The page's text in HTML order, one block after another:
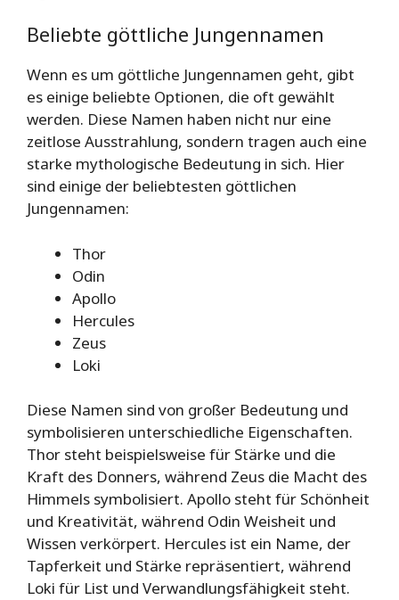
Beliebte göttliche Jungennamen
Wenn es um göttliche Jungennamen geht, gibt
es einige beliebte Optionen, die oft gewählt
werden. Diese Namen haben nicht nur eine
zeitlose Ausstrahlung, sondern tragen auch eine
starke mythologische Bedeutung in sich. Hier
sind einige der beliebtesten göttlichen
Jungennamen:
Thor
Odin
Apollo
Hercules
Zeus
Loki
Diese Namen sind von großer Bedeutung und
symbolisieren unterschiedliche Eigenschaften.
Thor steht beispielsweise für Stärke und die
Kraft des Donners, während Zeus die Macht des
Himmels symbolisiert. Apollo steht für Schönheit
und Kreativität, während Odin Weisheit und
Wissen verkörpert. Hercules ist ein Name, der
Tapferkeit und Stärke repräsentiert, während
Loki für List und Verwandlungsfähigkeit steht.